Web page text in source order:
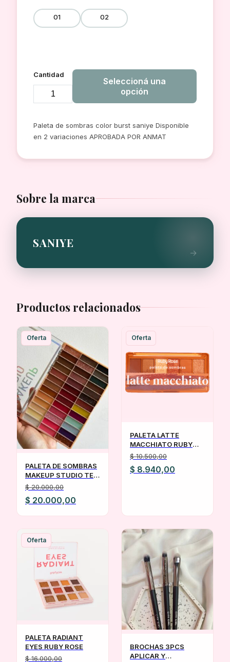
01 02
Cantidad
PALETA
SOMBRAS
COLOR
SANIYE
Seleccioná una
opción
Paleta de sombras color burst saniye Disponible
en 2 variaciones APROBADA POR ANMAT
Sobre la marca
SANIYE
Productos relacionados
Oferta
PALETA DE SOMBRAS
MAKEUP STUDIO TEI
39 TONOS
$20.000,00
El
precio
era:
$ 20.000,00.
$ 20.000,00
precio
es:
$ 20.000,00.
Oferta
PALETA LATTE
MACCHIATO RUBY
ROSE
$10.500,00
El
$ 8.940,00
Oferta
PALETA RADIANT
EYES RUBY ROSE
$16.000,00
BROCHAS 3PCS
APLICAR Y